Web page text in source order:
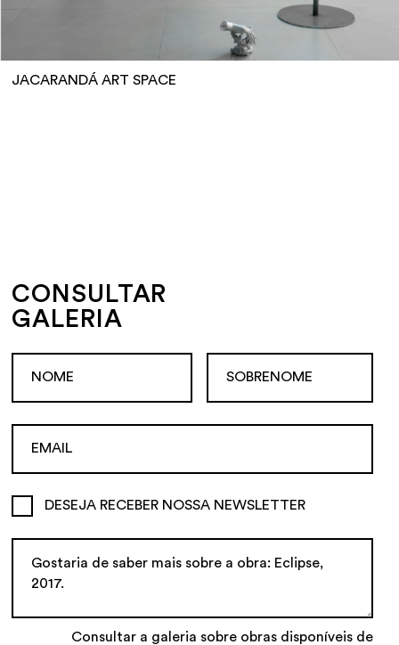
JACARANDÁ ART SPACE
CONSULTAR
GALERIA
DESEJA RECEBER NOSSA NEWSLETTER
Consultar a galeria sobre obras disponíveis de